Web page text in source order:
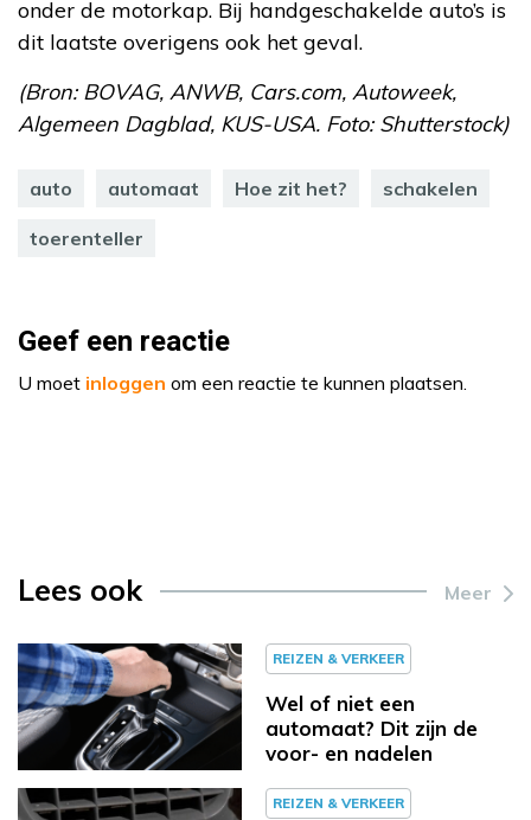
onder de motorkap. Bij handgeschakelde auto’s is
dit laatste overigens ook het geval.
(Bron: BOVAG, ANWB, Cars.com, Autoweek,
Algemeen Dagblad, KUS-USA. Foto: Shutterstock)
auto automaat Hoe zit het? schakelen
toerenteller
Geef een reactie
U moet inloggen om een reactie te kunnen plaatsen.
Lees ook Meer
REIZEN & VERKEER
Wel of niet een
automaat? Dit zijn de
voor- en nadelen
REIZEN & VERKEER